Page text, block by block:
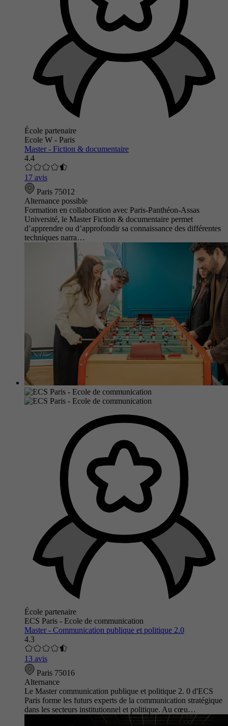
École partenaire
Ecole W - Paris
Master - Fiction & documentaire
4.4
17 avis
Paris 75012
Alternance possible
Formation en collaboration avec Paris-Panthéon-Assas
Université, le Master Fiction & documentaire permet
d’apprendre ou d’approfondir sa connaissance des différentes
techniques narra…
École partenaire
ECS Paris - Ecole de communication
Master - Communication publique et politique 2.0
4.3
13 avis
Paris 75016
Alternance
Le Master communication publique et politique 2. 0 d'ECS
Paris forme les futurs experts de la communication stratégique
dans les secteurs institutionnel et politique. Au cœu…